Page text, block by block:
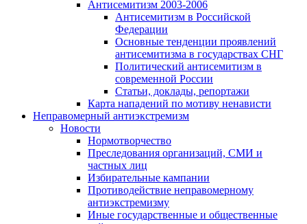
Антисемитизм 2003-2006
Антисемитизм в Российской
Федерации
Основные тенденции проявлений
антисемитизма в государствах СНГ
Политический антисемитизм в
современной России
Статьи, доклады, репортажи
Карта нападений по мотиву ненависти
Неправомерный антиэкстремизм
Новости
Нормотворчество
Преследования организаций, СМИ и
частных лиц
Избирательные кампании
Противодействие неправомерному
антиэкстремизму
Иные государственные и общественные